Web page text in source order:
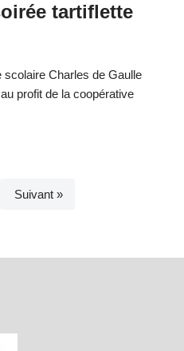
tartiflette
scolaire Charles de Gaulle
profit de la coopérative
Suivant »